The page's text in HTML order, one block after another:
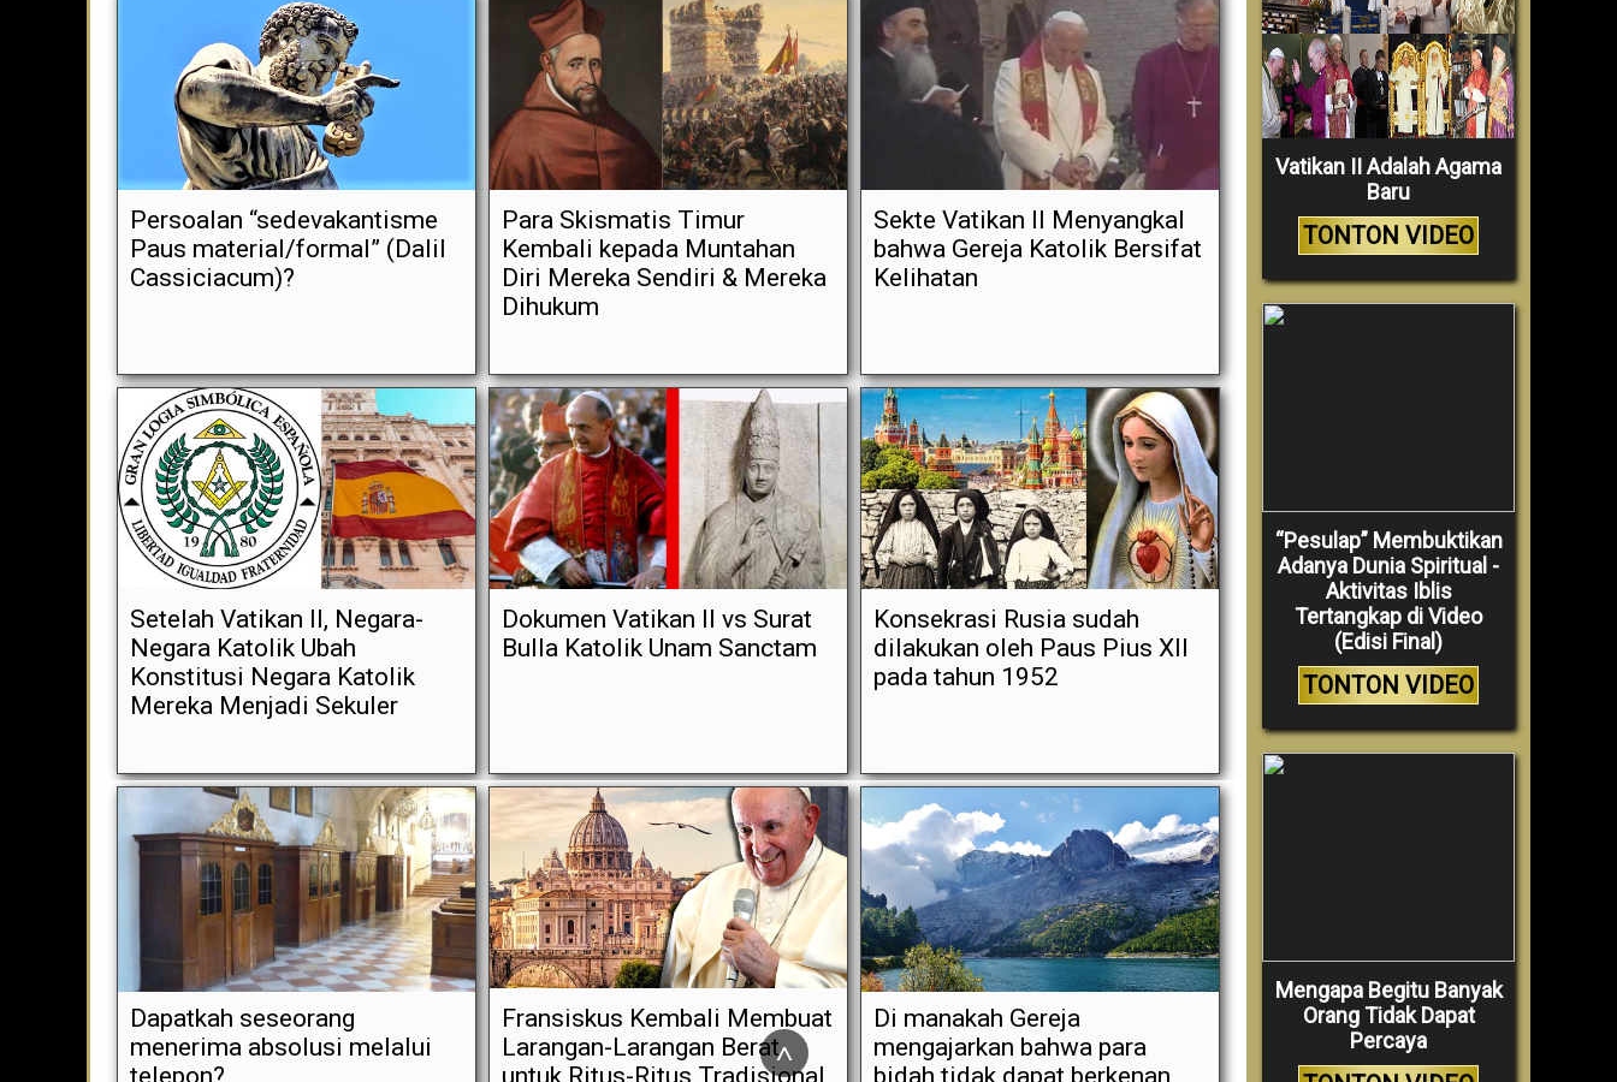
Persoalan “sedevakantisme
Paus material/formal” (Dalil
Cassiciacum)?
Para Skismatis Timur
Kembali kepada Muntahan
Diri Mereka Sendiri & Mereka
Dihukum
Sekte Vatikan II Menyangkal
bahwa Gereja Katolik Bersifat
Kelihatan
Setelah Vatikan II, Negara-
Negara Katolik Ubah
Konstitusi Negara Katolik
Mereka Menjadi Sekuler
Dokumen Vatikan II vs Surat
Bulla Katolik Unam Sanctam
Konsekrasi Rusia sudah
dilakukan oleh Paus Pius XII
pada tahun 1952
Dapatkah seseorang
menerima absolusi melalui
telepon?
Fransiskus Kembali Membuat
Larangan-Larangan Berat
untuk Ritus-Ritus Tradisional
Di manakah Gereja
mengajarkan bahwa para
bidah tidak dapat berkenan
Vatikan II Adalah Agama
Baru
TONTON VIDEO
“Pesulap” Membuktikan
Adanya Dunia Spiritual -
Aktivitas Iblis
Tertangkap di Video
(Edisi Final)
TONTON VIDEO
Mengapa Begitu Banyak
Orang Tidak Dapat
Percaya
^